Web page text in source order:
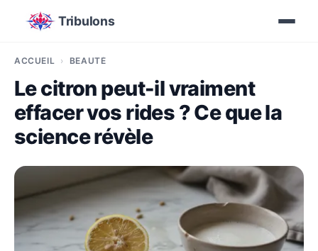
Tribulons
ACCUEIL BEAUTÉ
Le citron peut-il vraiment
effacer vos rides ? Ce que la
science révèle